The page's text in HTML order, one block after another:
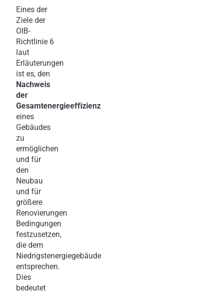
Eines der
Ziele der
OIB-
Richtlinie 6
laut
Erläuterungen
ist es, den
Nachweis
der
Gesamtenergieeffizienz
eines
Gebäudes
zu
ermöglichen
und für
den
Neubau
und für
größere
Renovierungen
Bedingungen
festzusetzen,
die dem
Niedrigstenergiegebäude
entsprechen.
Dies
bedeutet